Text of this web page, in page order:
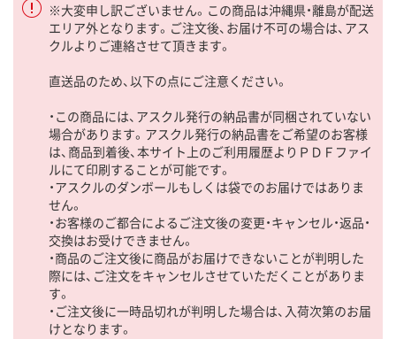
※大変申し訳ございません。この商品は沖縄県・離島が配送
エリア外となります。ご注文後、お届け不可の場合は、アス
クルよりご連絡させて頂きます。
直送品のため、以下の点にご注意ください。
・この商品には、アスクル発行の納品書が同梱されていない
場合があります。アスクル発行の納品書をご希望のお客様
は、商品到着後、本サイト上のご利用履歴よりＰＤＦファイ
ルにて印刷することが可能です。
・アスクルのダンボールもしくは袋でのお届けではありま
せん。
・お客様のご都合によるご注文後の変更・キャンセル・返品・
交換はお受けできません。
・商品のご注文後に商品がお届けできないことが判明した
際には、ご注文をキャンセルさせていただくことがありま
す。
・ご注文後に一時品切れが判明した場合は、入荷次第のお届
けとなります。